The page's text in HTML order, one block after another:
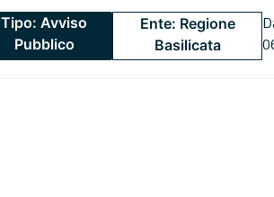
Tipo: Avviso
Pubblico
Ente: Regione
Basilicata